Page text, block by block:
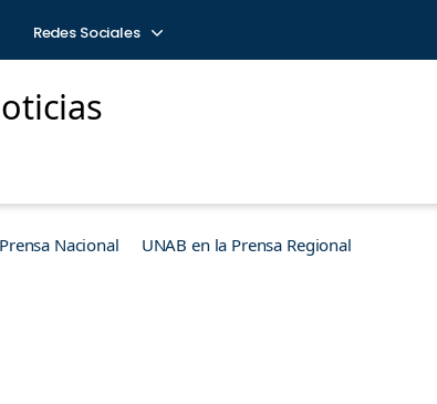
Redes Sociales
Nacional UNAB en la Prensa Regional